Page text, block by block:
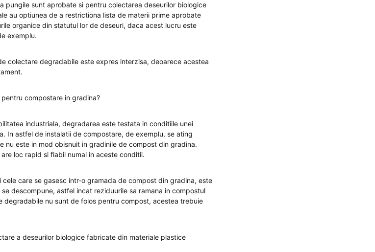
pungile sunt aprobate si pentru colectarea deseurilor biologice
au optiunea de a restrictiona lista de materii prime aprobate
organice din statutul lor de deseuri, daca acest lucru este
exemplu.
colectare degradabile este expres interzisa, deoarece acestea
compostare in gradina?
industriala, degradarea este testata in conditiile unei
In astfel de instalatii de compostare, de exemplu, se ating
nu este in mod obisnuit in gradinile de compost din gradina.
loc rapid si fiabil numai in aceste conditii.
care se gasesc intr-o gramada de compost din gradina, este
descompune, astfel incat reziduurile sa ramana in compostul
degradabile nu sunt de folos pentru compost, acestea trebuie
a deseurilor biologice fabricate din materiale plastice